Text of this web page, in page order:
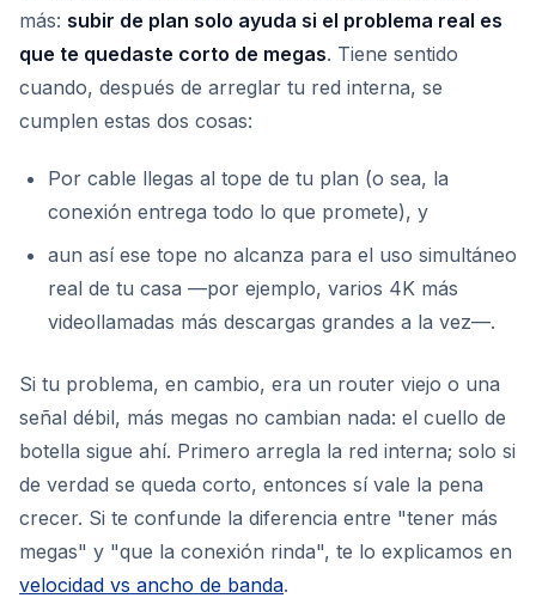
más: subir de plan solo ayuda si el problema real es
que te quedaste corto de megas. Tiene sentido
cuando, después de arreglar tu red interna, se
cumplen estas dos cosas:
Por cable llegas al tope de tu plan (o sea, la
conexión entrega todo lo que promete), y
aun así ese tope no alcanza para el uso simultáneo
real de tu casa —por ejemplo, varios 4K más
videollamadas más descargas grandes a la vez—.
Si tu problema, en cambio, era un router viejo o una
señal débil, más megas no cambian nada: el cuello de
botella sigue ahí. Primero arregla la red interna; solo si
de verdad se queda corto, entonces sí vale la pena
crecer. Si te confunde la diferencia entre "tener más
megas" y "que la conexión rinda", te lo explicamos en
velocidad vs ancho de banda.